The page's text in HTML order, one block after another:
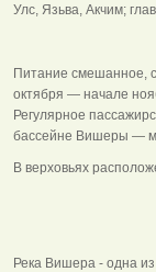
Улс, Язьва, Акчим;
Питание смешанное,
октября — начале
Регулярное
бассейне Вишеры —
В верховьях
Сплав
Река Вишера - одна